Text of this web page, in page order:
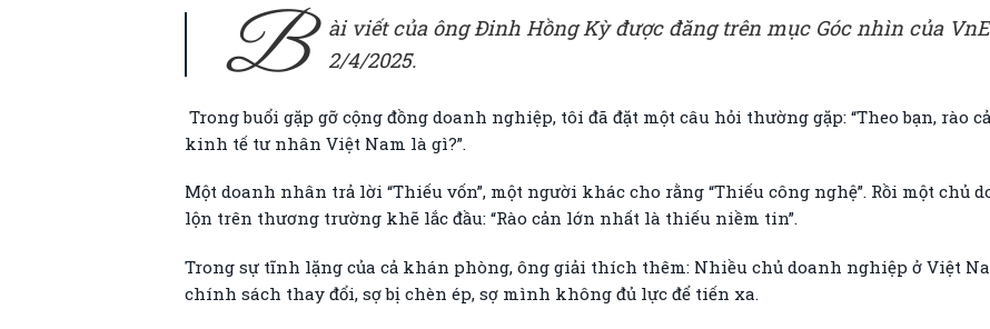
B
ài viết của ông Đinh Hồng Kỳ được đăng trên mục Góc nhìn của
2/4/2025.
Trong buổi gặp gỡ cộng đồng doanh nghiệp, tôi đã đặt một câu hỏi thường gặp: “Theo bạn,
kinh tế tư nhân Việt Nam là gì?”.
Một doanh nhân trả lời “Thiếu vốn”, một người khác cho rằng “Thiếu công nghệ”. Rồi một chủ
lộn trên thương trường khẽ lắc đầu: “Rào cản lớn nhất là thiếu niềm tin”.
Trong sự tĩnh lặng của cả khán phòng, ông giải thích thêm: Nhiều chủ doanh nghiệp ở Việt
chính sách thay đổi, sợ bị chèn ép, sợ mình không đủ lực để tiến xa.